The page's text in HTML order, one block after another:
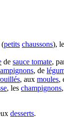
(petits chaussons),
de sauce tomate,
, de
, aux moules,
, les champignons
desserts.